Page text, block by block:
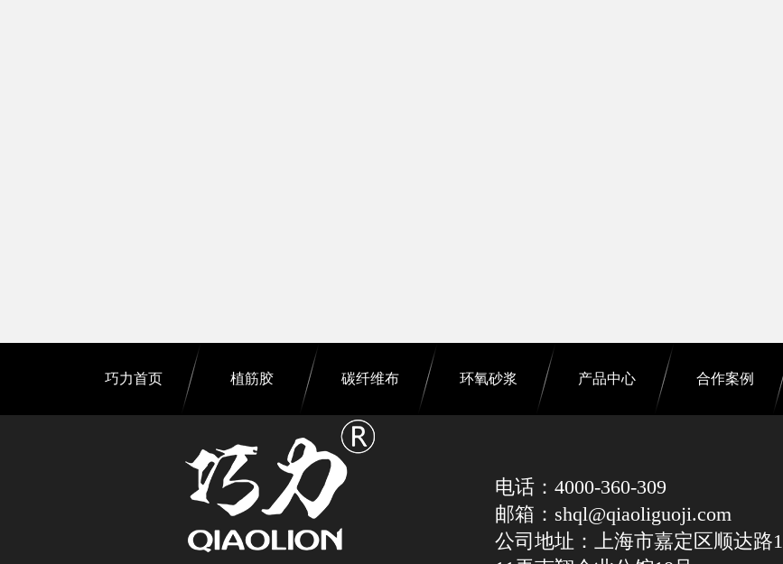
巧力首页 植筋胶 碳纤维布 环氧砂浆 产品中心 合作案例
电话：4000-360-309
邮箱：shql@qiaoliguoji.com
公司地址：上海市嘉定区顺达路1